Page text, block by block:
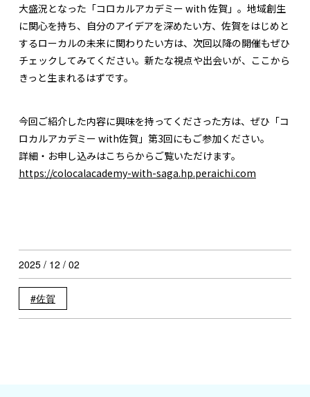
大盛況となった「コロカルアカデミー with 佐賀」。地域創生
に関心を持ち、自分のアイデアを深めたい方、佐賀をはじめと
するローカルの未来に関わりたい方は、次回以降の開催もぜひ
チェックしてみてください。新たな視点や出会いが、ここから
きっと生まれるはずです。
今回ご紹介した内容に興味を持ってくださった方は、ぜひ「コ
ロカルアカデミー with佐賀」第3回にもご参加ください。
詳細・お申し込みはこちらからご覧いただけます。
https://colocalacademy-with-saga.hp.peraichi.com
2025 / 12 / 02
佐賀